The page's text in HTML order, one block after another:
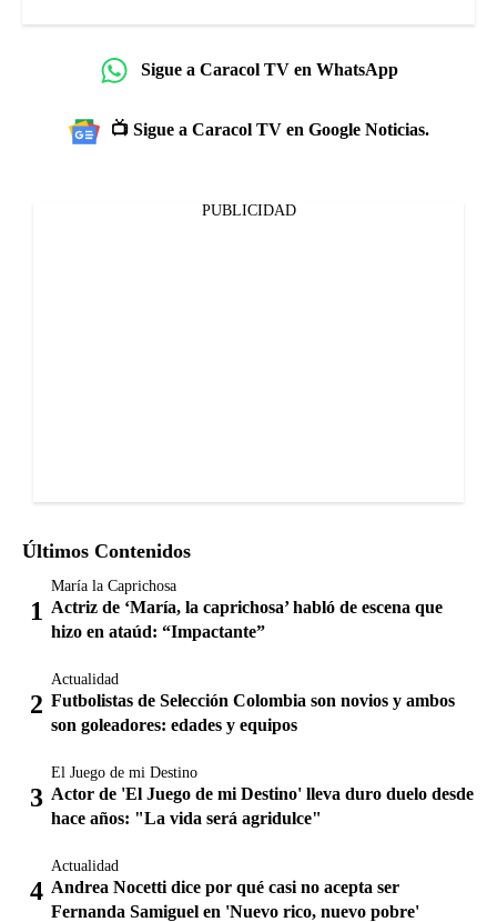
Sigue a Caracol TV en WhatsApp
📺 Sigue a Caracol TV en Google Noticias.
PUBLICIDAD
Últimos Contenidos
María la Caprichosa
Actriz de ‘María, la caprichosa’ habló de escena que
hizo en ataúd: “Impactante”
Actualidad
Futbolistas de Selección Colombia son novios y ambos
son goleadores: edades y equipos
El Juego de mi Destino
Actor de 'El Juego de mi Destino' lleva duro duelo desde
hace años: "La vida será agridulce"
Actualidad
Andrea Nocetti dice por qué casi no acepta ser
Fernanda Samiguel en 'Nuevo rico, nuevo pobre'